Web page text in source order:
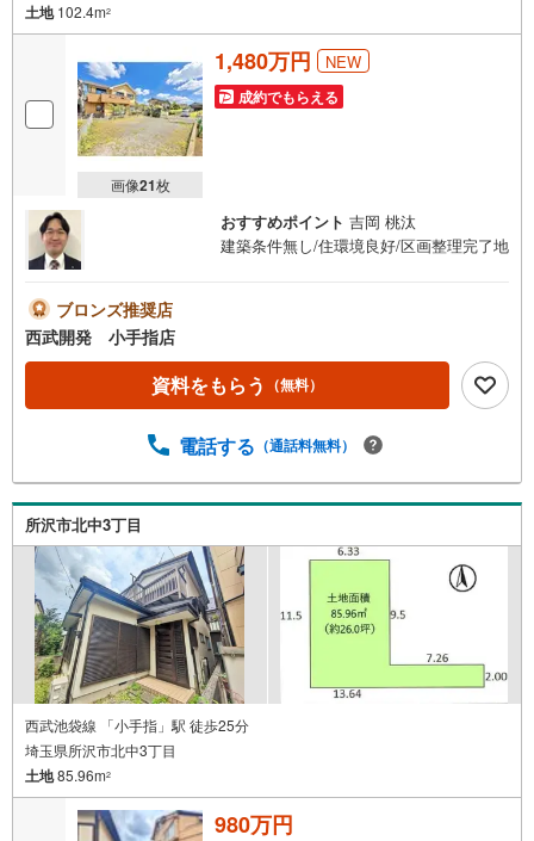
土地102.4m2
画像21枚
1,480万円 NEW
成約でもらえる
おすすめポイント 吉岡 桃汰
建築条件無し/住環境良好/区画整理完了地
ブロンズ推奨店
西武開発 小手指店
資料をもらう （無料）
電話する （通話料無料）
所沢市北中3丁目
西武池袋線 「小手指」駅 徒歩25分
埼玉県所沢市北中3丁目
土地85.96m2
980万円